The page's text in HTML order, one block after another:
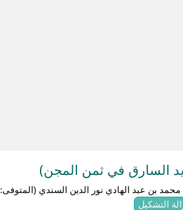
السارق في ثمن المجن)
بن عبد الهادي نور الدين السندي (المتوفى: 1138هـ)
التشكيل